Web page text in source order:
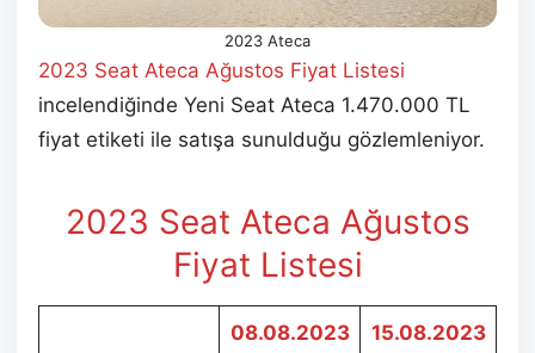
2023 Ateca
2023 Seat Ateca Ağustos Fiyat Listesi
incelendiğinde Yeni Seat Ateca 1.470.000 TL
fiyat etiketi ile satışa sunulduğu gözlemleniyor.
2023 Seat Ateca Ağustos
Fiyat Listesi
08.08.2023
15.08.2023